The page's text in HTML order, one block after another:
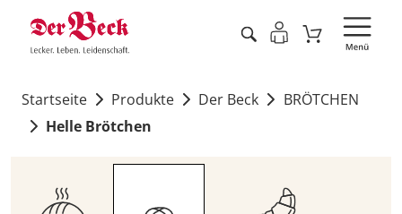
Startseite Produkte Der Beck
BRÖTCHEN
Helle Brötchen